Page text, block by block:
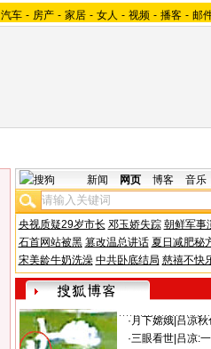
汽车 - 房产 - 家居 - 女人 - 视频 - 播客 - 邮
新闻 网页 博客 音乐
央视质疑29岁市长 邓玉娇失踪 朝鲜军事
石首网站被黑 篡改温总讲话 夏日减肥秘
宋美龄牛奶洗澡 中共卧底结局 慈禧不快
· 月下嫦娥| 吕凉秋
·三眼看世| 吕凉: